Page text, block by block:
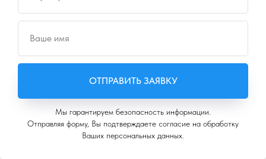
Отправляя форму, Вы подтверждаете согласие на обработку Ваших
Ваше имя
ОТПРАВИТЬ ЗАЯВКУ
Мы гарантируем безопасность информации.
Отправляя форму, Вы подтверждаете согласие на обработку
Ваших персональных данных.